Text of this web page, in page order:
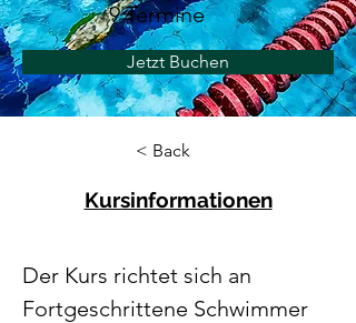
9 Termine
Jetzt Buchen
< Back
Kursinformationen
Der Kurs richtet sich an
Fortgeschrittene Schwimmer